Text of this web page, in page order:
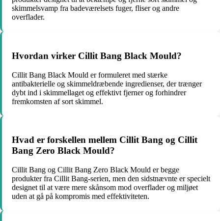
skimmelsvamp fra badeværelsets fuger, fliser og andre
overflader.
Hvordan virker Cillit Bang Black Mould?
Cillit Bang Black Mould er formuleret med stærke
antibakterielle og skimmeldræbende ingredienser, der trænger
dybt ind i skimmellaget og effektivt fjerner og forhindrer
fremkomsten af sort skimmel.
Hvad er forskellen mellem Cillit Bang og Cillit
Bang Zero Black Mould?
Cillit Bang og Cillit Bang Zero Black Mould er begge
produkter fra Cillit Bang-serien, men den sidstnævnte er specielt
designet til at være mere skånsom mod overflader og miljøet
uden at gå på kompromis med effektiviteten.